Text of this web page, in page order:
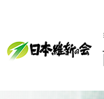
前原誠司